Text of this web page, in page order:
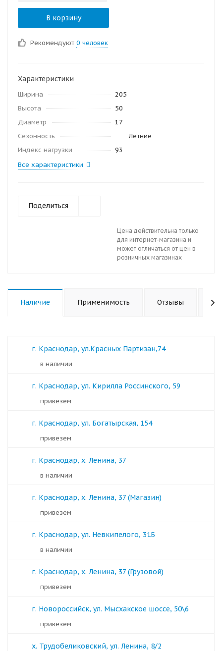
В корзину
Рекомендуют 0 человек
Характеристики
Ширина
205
Высота
50
Диаметр
17
Сезонность
Летние
Индекс нагрузки
93
Все характеристики
Поделиться
Цена действительна только
для интернет-магазина и
может отличаться от цен в
розничных магазинах
Наличие Применимость Отзывы
г. Краснодар, ул.Красных Партизан,74
в наличии
г. Краснодар, ул. Кирилла Россинского, 59
Привезем
г. Краснодар, ул. Богатырская, 154
Привезем
г. Краснодар, х. Ленина, 37
в наличии
г. Краснодар, х. Ленина, 37 (Магазин)
Привезем
г. Краснодар, ул. Невкипелого, 31Б
в наличии
г. Краснодар, х. Ленина, 37 (Грузовой)
Привезем
г. Новороссийск, ул. Мысхакское шоссе, 50\6
Привезем
х. Трудобеликовский, ул. Ленина, 8/2